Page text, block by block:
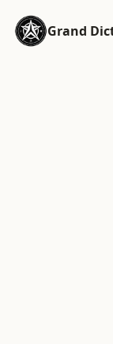
Grand